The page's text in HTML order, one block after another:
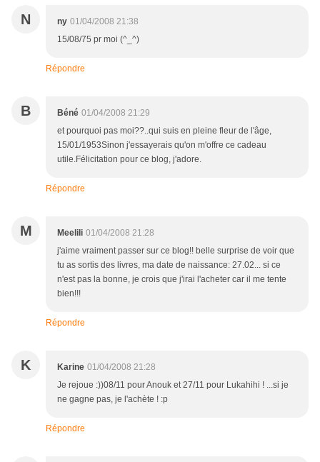
N ny 01/04/2008 21:38
15/08/75 pr moi (^_^)
Répondre
B Béné 01/04/2008 21:29
et pourquoi pas moi??..qui suis en pleine fleur de l'âge,
15/01/1953Sinon j'essayerais qu'on m'offre ce cadeau
utile.Félicitation pour ce blog, j'adore.
Répondre
M Meelili 01/04/2008 21:28
j'aime vraiment passer sur ce blog!! belle surprise de voir que
tu as sortis des livres, ma date de naissance: 27.02... si ce
n'est pas la bonne, je crois que j'irai l'acheter car il me tente
bien!!!
Répondre
K Karine 01/04/2008 21:28
Je rejoue :))08/11 pour Anouk et 27/11 pour Lukahihi ! ...si je
ne gagne pas, je l'achète ! :p
Répondre